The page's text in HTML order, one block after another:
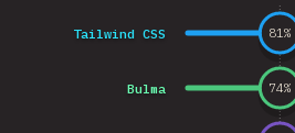
Bulma
Tailwind CSS
74%
81%